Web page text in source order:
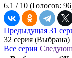
6.1 / 10 (Голосов: 96
Предыдущая 31
32 серия (Выбрана)
Все серии